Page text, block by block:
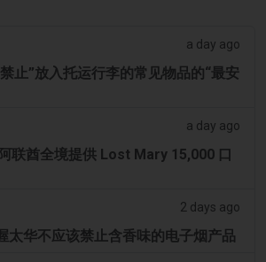
a day ago
止”放入托运行李的常见物品的“最安
a day ago
联酋全境提供 Lost Mary 15,000 口
2 days ago
太华不应该禁止含香味的电子烟产品